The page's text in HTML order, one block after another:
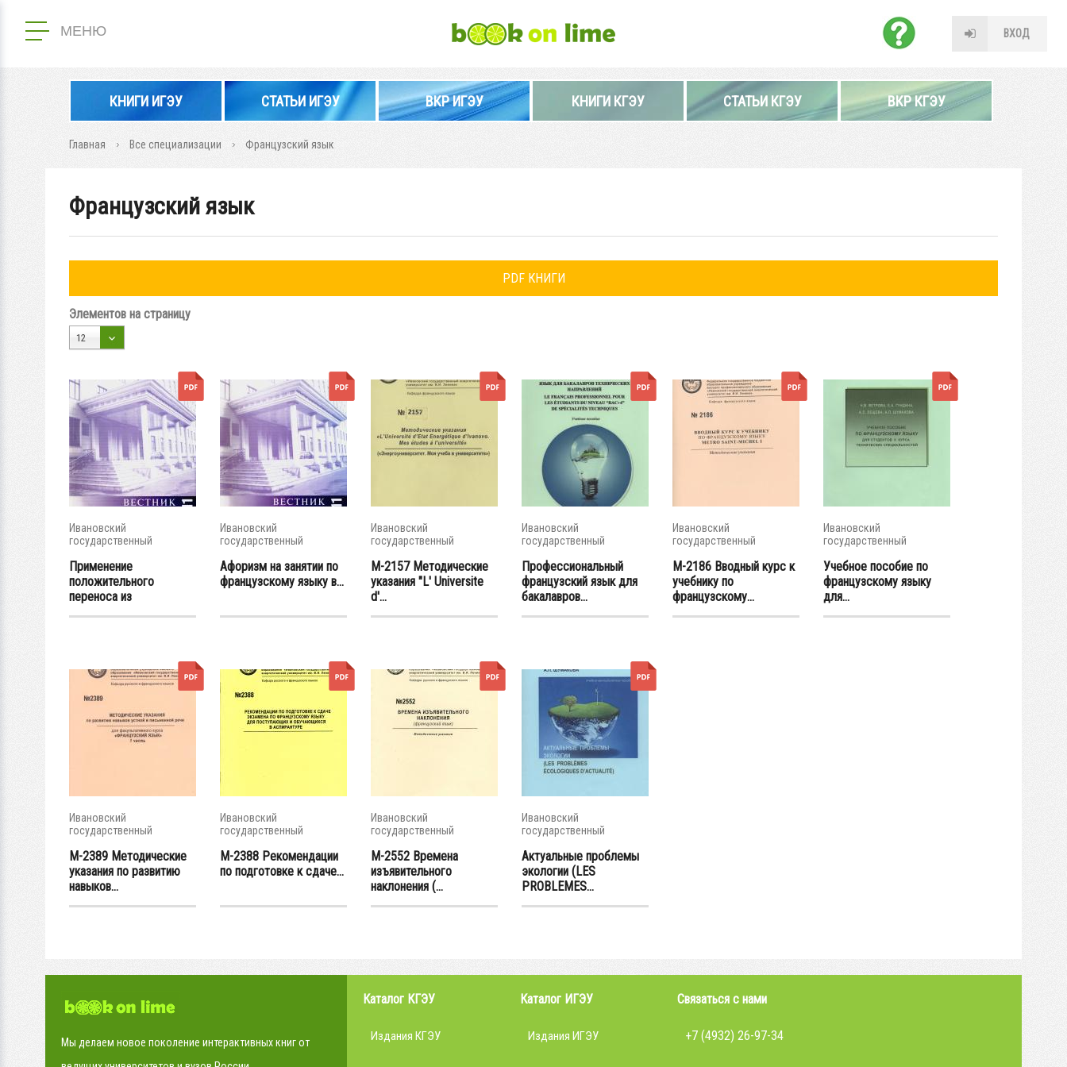
МЕНЮ ВХОД
КНИГИ ИГЭУ СТАТЬИ ИГЭУ ВКР ИГЭУ КНИГИ КГЭУ СТАТЬИ КГЭУ ВКР КГЭУ
Главная Все специализации Французский язык
Французский язык
PDF КНИГИ
Элементов на страницу
12
Ивановский
государственный
Применение
положительного
переноса из
английского...
Ивановский
государственный
Афоризм на занятии по
французскому языку в...
Ивановский
государственный
М-2157 Методические
указания "L' Universite
d'...
Ивановский
государственный
Профессиональный
французский язык для
бакалавров...
Ивановский
государственный
М-2186 Вводный курс к
учебнику по
французскому...
Ивановский
государственный
Учебное пособие по
французскому языку
для...
Ивановский
государственный
М-2389 Методические
указания по развитию
навыков...
Ивановский
государственный
М-2388 Рекомендации
по подготовке к сдаче...
Ивановский
государственный
М-2552 Времена
изъявительного
наклонения (...
Ивановский
государственный
Актуальные проблемы
экологии (LES
PROBLEMES...
Мы делаем новое поколение интерактивных книг от
Каталог КГЭУ
Издания КГЭУ
Каталог ИГЭУ
Издания ИГЭУ
Связаться с нами
+7 (4932) 26-97-34